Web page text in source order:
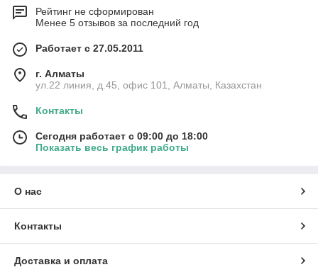
Рейтинг не сформирован
Менее 5 отзывов за последний год
Работает с 27.05.2011
г. Алматы
ул.22 линия, д.45, офис 101, Алматы, Казахстан
Контакты
Сегодня работает с 09:00 до 18:00
Показать весь график работы
О нас
Контакты
Доставка и оплата